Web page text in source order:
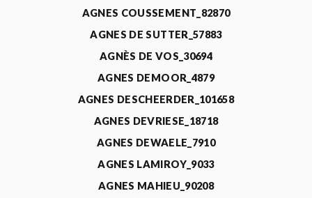
AGNES COUSSEMENT_82870
AGNES DE SUTTER_57883
AGNÈS DE VOS_30694
AGNES DEMOOR_4879
AGNES DESCHEERDER_101658
AGNES DEVRIESE_18718
AGNES DEWAELE_7910
AGNES LAMIROY_9033
AGNES MAHIEU_90208